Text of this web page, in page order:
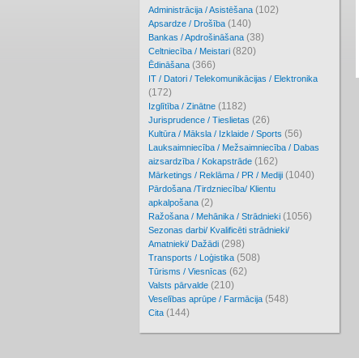
Administrācija / Asistēšana (102)
Apsardze / Drošība (140)
Bankas / Apdrošināšana (38)
Celtniecība / Meistari (820)
Ēdināšana (366)
IT / Datori / Telekomunikācijas / Elektronika
(172)
Izglītība / Zinātne (1182)
Jurisprudence / Tieslietas (26)
Kultūra / Māksla / Izklaide / Sports (56)
Lauksaimniecība / Mežsaimniecība / Dabas
aizsardzība / Kokapstrāde (162)
Mārketings / Reklāma / PR / Mediji (1040)
Pārdošana /Tirdzniecība/ Klientu
apkalpošana (2)
Ražošana / Mehānika / Strādnieki (1056)
Sezonas darbi/ Kvalificēti strādnieki/
Amatnieki/ Dažādi (298)
Transports / Loģistika (508)
Tūrisms / Viesnīcas (62)
Valsts pārvalde (210)
Veselības aprūpe / Farmācija (548)
Cita (144)